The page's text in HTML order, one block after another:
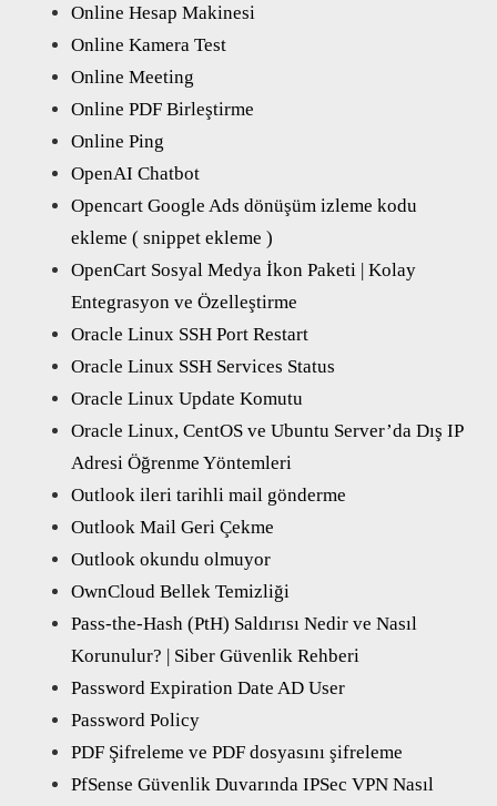
Online Hesap Makinesi
Online Kamera Test
Online Meeting
Online PDF Birleştirme
Online Ping
OpenAI Chatbot
Opencart Google Ads dönüşüm izleme kodu
ekleme ( snippet ekleme )
OpenCart Sosyal Medya İkon Paketi | Kolay
Entegrasyon ve Özelleştirme
Oracle Linux SSH Port Restart
Oracle Linux SSH Services Status
Oracle Linux Update Komutu
Oracle Linux, CentOS ve Ubuntu Server’da Dış IP
Adresi Öğrenme Yöntemleri
Outlook ileri tarihli mail gönderme
Outlook Mail Geri Çekme
Outlook okundu olmuyor
OwnCloud Bellek Temizliği
Pass-the-Hash (PtH) Saldırısı Nedir ve Nasıl
Korunulur? | Siber Güvenlik Rehberi
Password Expiration Date AD User
Password Policy
PDF Şifreleme ve PDF dosyasını şifreleme
PfSense Güvenlik Duvarında IPSec VPN Nasıl